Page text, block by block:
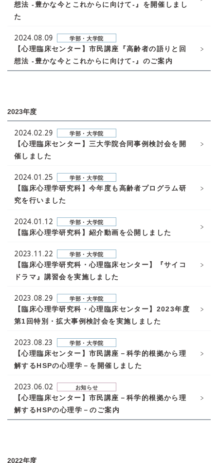
想法 -豊かな今とこれからに向けて-』を開催しまし
た
2024.08.09 学部・大学院
【心理臨床センター】市民講座『高齢者の語りと回
想法 -豊かな今とこれからに向けて-』のご案内
2023年度
2024.02.29 学部・大学院
【心理臨床センター】三大学院合同事例検討会を開
催しました
2024.01.25 学部・大学院
【臨床心理学研究科】今年度も高齢者プログラム研
究を行いました
2024.01.12 学部・大学院
【臨床心理学研究科】紹介動画を公開しました
2023.11.22 学部・大学院
【臨床心理学研究科・心理臨床センター】『サイコ
ドラマ』講習会を実施しました
2023.08.29 学部・大学院
【臨床心理学研究科・心理臨床センター】2023年度
第1回特別・拡大事例検討会を実施しました
2023.08.23 学部・大学院
【心理臨床センター】市民講座－科学的根拠から理
解するHSPの心理学－を開催しました
2023.06.02 お知らせ
【心理臨床センター】市民講座－科学的根拠から理
解するHSPの心理学－のご案内
2022年度